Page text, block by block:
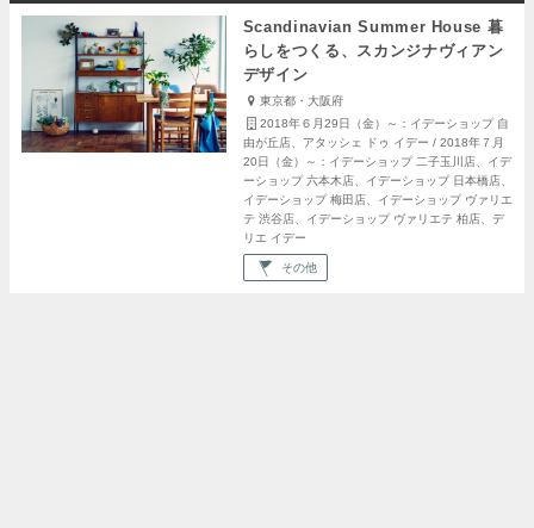
Scandinavian Summer House 暮
らしをつくる、スカンジナヴィアン
デザイン
東京都・大阪府
2018年６月29日（金）～：イデーショップ 自
由が丘店、アタッシェ ドゥ イデー / 2018年７月
20日（金）～：イデーショップ 二子玉川店、イデ
ーショップ 六本木店、イデーショップ 日本橋店、
イデーショップ 梅田店、イデーショップ ヴァリエ
テ 渋谷店、イデーショップ ヴァリエテ 柏店、デ
リエ イデー
その他